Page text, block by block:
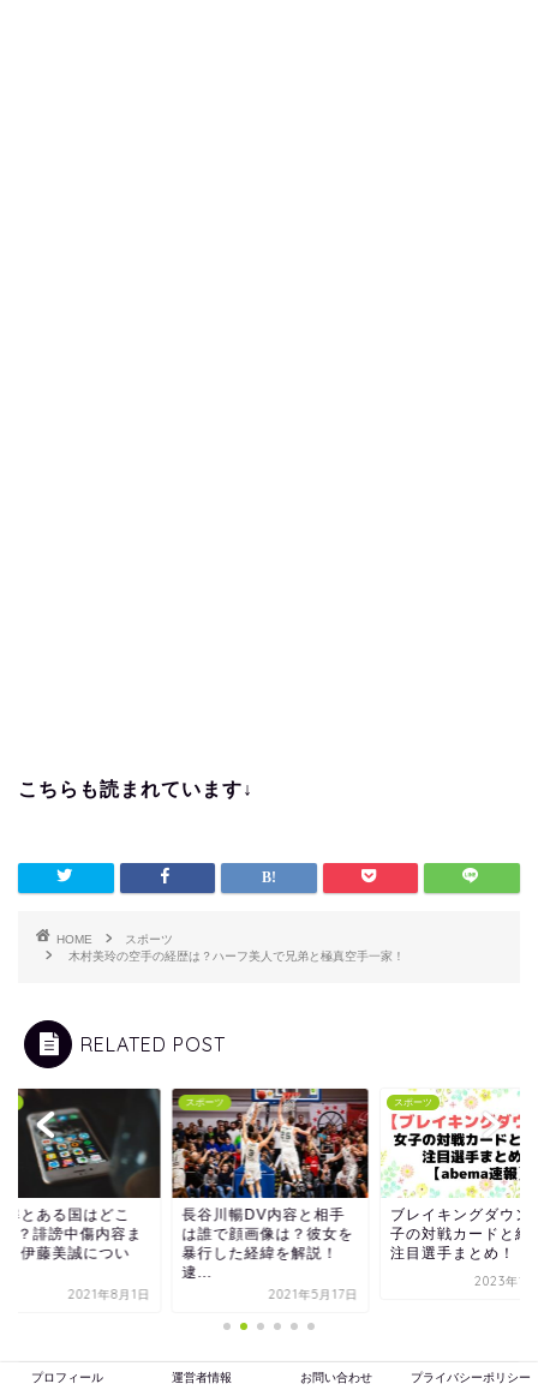
こちらも読まれています↓
HOME
スポーツ
木村美玲の空手の経歴は？ハーフ美人で兄弟と極真空手一家！
RELATED POST
準とある国はどこ
)？誹謗中傷内容ま
！伊藤美誠につい
2021年8月1日
スポーツ
長谷川暢DV内容と相手
は誰で顔画像は？彼女を
暴行した経緯を解説！
逮...
2021年5月17日
スポーツ
ブレイキングダウン
子の対戦カードと結
注目選手まとめ！
2023年1
プロフィール 運営者情報 お問い合わせ プライバシーポリシー